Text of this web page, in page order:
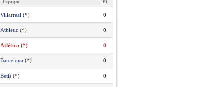
Equipo Pt
Villarreal (*) 0
Athletic (*) 0
Atlético (*) 0
Barcelona (*) 0
Betis (*) 0